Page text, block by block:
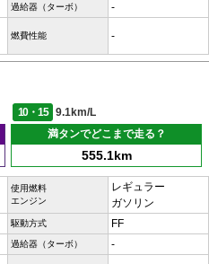
過給器（ターボ） -
燃費性能 -
10・15
9.1km/L
満タンでどこまで走る？
555.1km
使用燃料
エンジン
レギュラー
ガソリン
駆動方式 FF
過給器（ターボ） -